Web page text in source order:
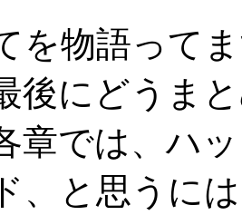
を物語って
後にどうま
章では、ハ
、と思うに